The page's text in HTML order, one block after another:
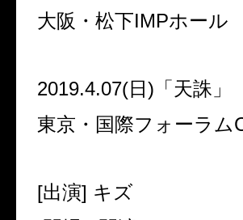
大阪・松下IMPホール
2019.4.07(日 ) 「天誅」
東京・国際フォーラム
[出演] キズ